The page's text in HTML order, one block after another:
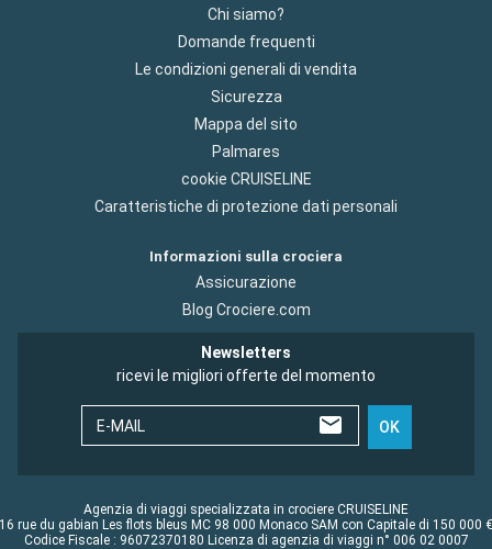
Chi siamo?
Domande frequenti
Le condizioni generali di vendita
Sicurezza
Mappa del sito
Palmares
cookie CRUISELINE
Caratteristiche di protezione dati personali
Informazioni sulla crociera
Assicurazione
Blog Crociere.com
Newsletters
ricevi le migliori offerte del momento
E-MAIL OK
Agenzia di viaggi specializzata in crociere CRUISELINE
16 rue du gabian Les flots bleus MC 98 000 Monaco SAM con Capitale di 150 000 €
Codice Fiscale : 96072370180 Licenza di agenzia di viaggi n° 006 02 0007